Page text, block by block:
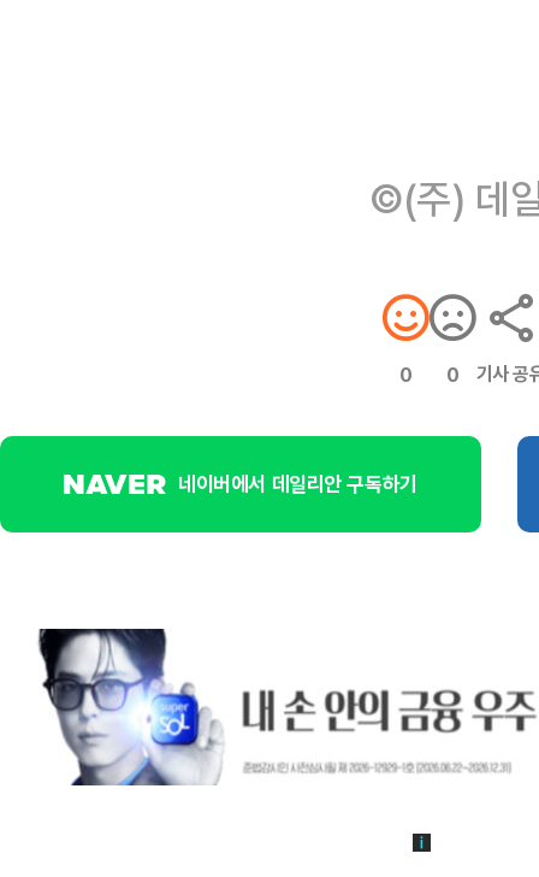
©(주) 데
0 0 기사 공
네이버에서 데일리안 구독하기